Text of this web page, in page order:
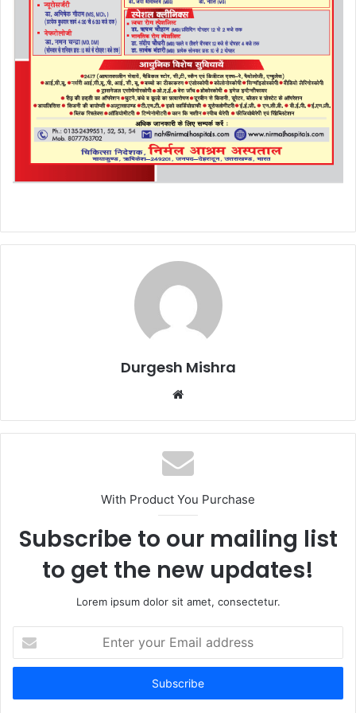
Durgesh Mishra
Website
With Product You Purchase
Subscribe to our mailing list
to get the new updates!
Lorem ipsum dolor sit amet, consectetur.
your
Email